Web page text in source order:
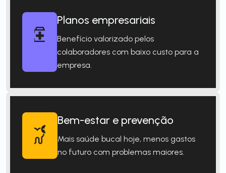
Planos empresariais
Benefício valorizado pelos
colaboradores com baixo custo para a
empresa.
Bem-estar e prevenção
Mais saúde bucal hoje, menos gastos
no futuro com problemas maiores.